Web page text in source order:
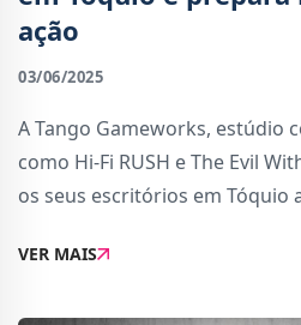
ação
03/06/2025
A Tango Gameworks, estúdio
como Hi-Fi RUSH e The Evil
os seus escritórios em
compartilhadas esta segunda-
VER MAIS